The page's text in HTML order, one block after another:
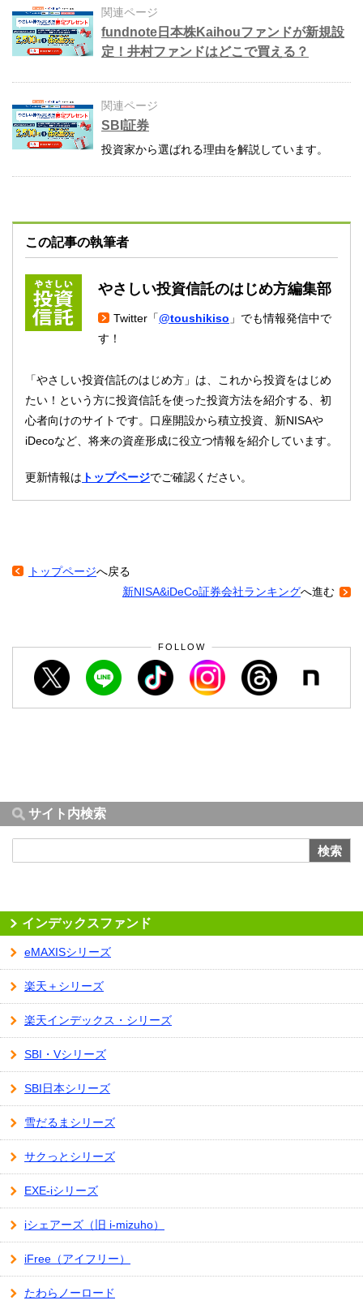
関連ページ
fundnote日本株Kaihouファンドが新規設
定！井村ファンドはどこで買える？
関連ページ
SBI証券
投資家から選ばれる理由を解説しています。
この記事の執筆者
やさしい投資信託のはじめ方編集部
Twitter「@toushikiso 」でも情報発信中で
す！
「やさしい投資信託のはじめ方」は、これから投資をはじめ
たい！という方に投資信託を使った投資方法を紹介する、初
心者向けのサイトです。口座開設から積立投資、新NISAや
iDecoなど、将来の資産形成に役立つ情報を紹介しています。
更新情報は トップページでご確認ください。
トップページへ戻る
新NISA&iDeCo証券会社ランキングへ進む
FOLLOW
サイト内検索
検索
インデックスファンド
eMAXISシリーズ
楽天＋シリーズ
楽天インデックス・シリーズ
SBI・Vシリーズ
SBI日本シリーズ
雪だるまシリーズ
サクっとシリーズ
EXE-iシリーズ
iシェアーズ（旧 i-mizuho）
iFree（アイフリー）
たわらノーロード